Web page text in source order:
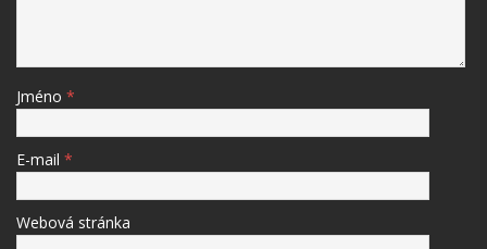
Jméno *
E-mail *
Webová stránka